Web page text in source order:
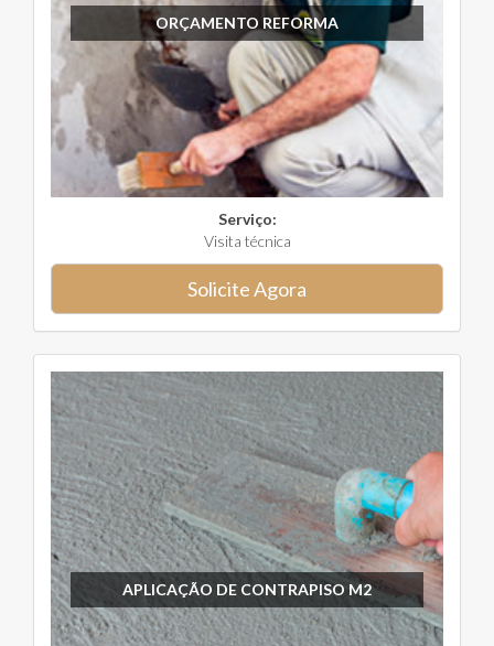
ORÇAMENTO REFORMA
Serviço:
Visita técnica
Solicite Agora
APLICAÇÃO DE CONTRAPISO M2